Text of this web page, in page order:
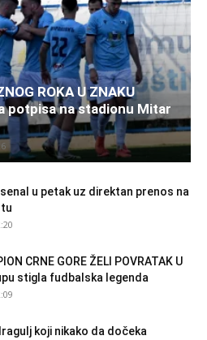
ROKA U ZNAKU
potpisa na stadionu Mitar
u petak uz direktan prenos na
CRNE GORE ŽELI POVRATAK U
stigla fudbalska legenda
koji nikako da dočeka